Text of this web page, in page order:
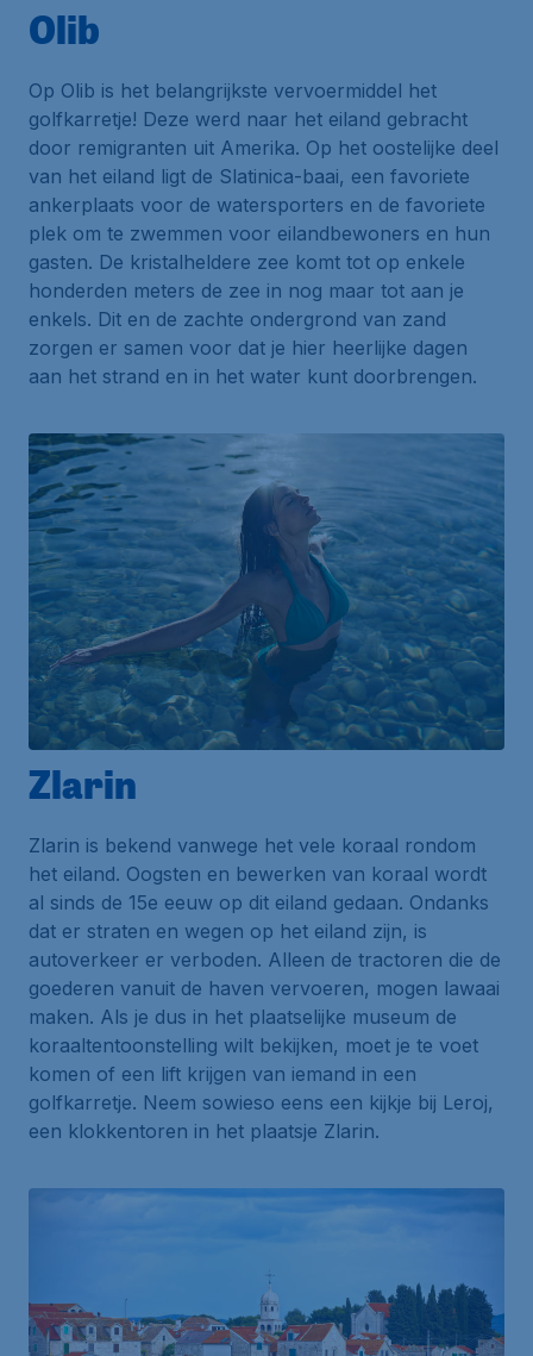
Olib
Op Olib is het belangrijkste vervoermiddel het
golfkarretje! Deze werd naar het eiland gebracht
door remigranten uit Amerika. Op het oostelijke deel
van het eiland ligt de Slatinica-baai, een favoriete
ankerplaats voor de watersporters en de favoriete
plek om te zwemmen voor eilandbewoners en hun
gasten. De kristalheldere zee komt tot op enkele
honderden meters de zee in nog maar tot aan je
enkels. Dit en de zachte ondergrond van zand
zorgen er samen voor dat je hier heerlijke dagen
aan het strand en in het water kunt doorbrengen.
Zlarin
Zlarin is bekend vanwege het vele koraal rondom
het eiland. Oogsten en bewerken van koraal wordt
al sinds de 15e eeuw op dit eiland gedaan. Ondanks
dat er straten en wegen op het eiland zijn, is
autoverkeer er verboden. Alleen de tractoren die de
goederen vanuit de haven vervoeren, mogen lawaai
maken. Als je dus in het plaatselijke museum de
koraaltentoonstelling wilt bekijken, moet je te voet
komen of een lift krijgen van iemand in een
golfkarretje. Neem sowieso eens een kijkje bij Leroj,
een klokkentoren in het plaatsje Zlarin.